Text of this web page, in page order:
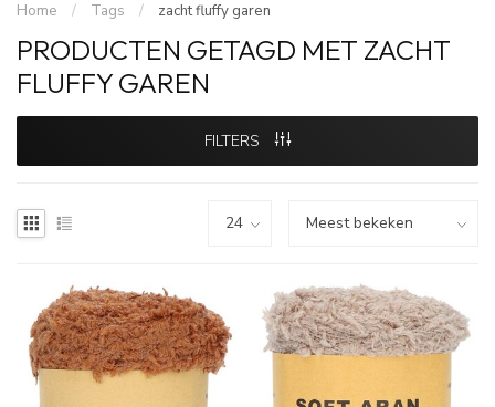
Home / Tags / zacht fluffy garen
PRODUCTEN GETAGD MET ZACHT
FLUFFY GAREN
FILTERS